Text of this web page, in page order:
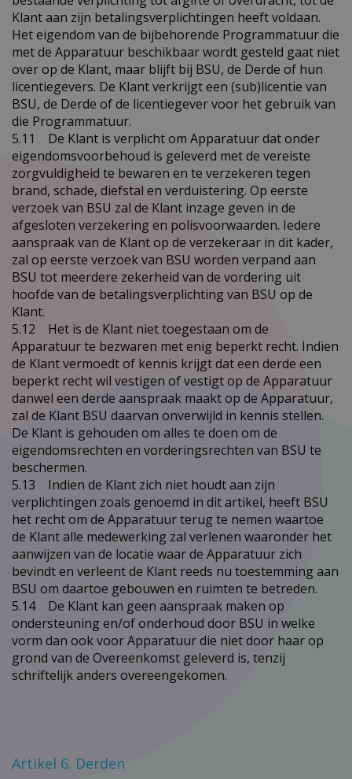
Klant aan zijn betalingsverplichtingen heeft voldaan.
Het eigendom van de bijbehorende Programmatuur die
met de Apparatuur beschikbaar wordt gesteld gaat niet
over op de Klant, maar blijft bij BSU, de Derde of hun
licentiegevers. De Klant verkrijgt een (sub)licentie van
BSU, de Derde of de licentiegever voor het gebruik van
die Programmatuur.
5.11 De Klant is verplicht om Apparatuur dat onder
eigendomsvoorbehoud is geleverd met de vereiste
zorgvuldigheid te bewaren en te verzekeren tegen
brand, schade, diefstal en verduistering. Op eerste
verzoek van BSU zal de Klant inzage geven in de
afgesloten verzekering en polisvoorwaarden. Iedere
aanspraak van de Klant op de verzekeraar in dit kader,
zal op eerste verzoek van BSU worden verpand aan
BSU tot meerdere zekerheid van de vordering uit
hoofde van de betalingsverplichting van BSU op de
Klant.
5.12 Het is de Klant niet toegestaan om de
Apparatuur te bezwaren met enig beperkt recht. Indien
de Klant vermoedt of kennis krijgt dat een derde een
beperkt recht wil vestigen of vestigt op de Apparatuur
danwel een derde aanspraak maakt op de Apparatuur,
zal de Klant BSU daarvan onverwijld in kennis stellen.
De Klant is gehouden om alles te doen om de
eigendomsrechten en vorderingsrechten van BSU te
beschermen.
5.13 Indien de Klant zich niet houdt aan zijn
verplichtingen zoals genoemd in dit artikel, heeft BSU
het recht om de Apparatuur terug te nemen waartoe
de Klant alle medewerking zal verlenen waaronder het
aanwijzen van de locatie waar de Apparatuur zich
bevindt en verleent de Klant reeds nu toestemming aan
BSU om daartoe gebouwen en ruimten te betreden.
5.14 De Klant kan geen aanspraak maken op
ondersteuning en/of onderhoud door BSU in welke
vorm dan ook voor Apparatuur die niet door haar op
grond van de Overeenkomst geleverd is, tenzij
schriftelijk anders overeengekomen.
Artikel 6. Derden